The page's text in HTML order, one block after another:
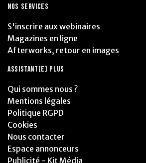
NOS SERVICES
S'inscrire aux webinaires
Magazines en ligne
Afterworks, retour en images
ASSISTANT(E) PLUS
Qui sommes nous ?
Mentions légales
Politique RGPD
Cookies
Nous contacter
Espace annonceurs
Publicité - Kit Média